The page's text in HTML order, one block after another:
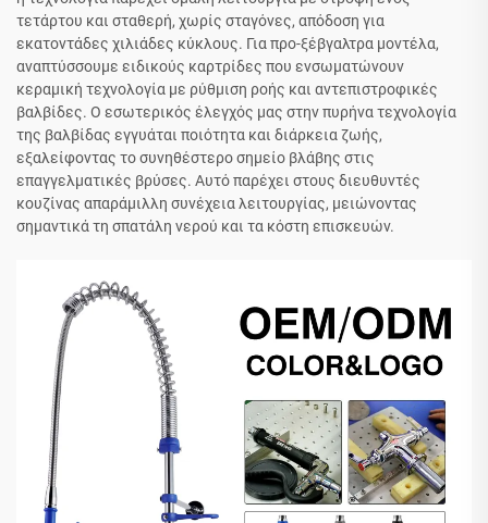
τετάρτου και σταθερή, χωρίς σταγόνες, απόδοση για
εκατοντάδες χιλιάδες κύκλους. Για προ-ξέβγαλτρα μοντέλα,
αναπτύσσουμε ειδικούς καρτρίδες που ενσωματώνουν
κεραμική τεχνολογία με ρύθμιση ροής και αντεπιστροφικές
βαλβίδες. Ο εσωτερικός έλεγχός μας στην πυρήνα τεχνολογία
της βαλβίδας εγγυάται ποιότητα και διάρκεια ζωής,
εξαλείφοντας το συνηθέστερο σημείο βλάβης στις
επαγγελματικές βρύσες. Αυτό παρέχει στους διευθυντές
κουζίνας απαράμιλλη συνέχεια λειτουργίας, μειώνοντας
σημαντικά τη σπατάλη νερού και τα κόστη επισκευών.